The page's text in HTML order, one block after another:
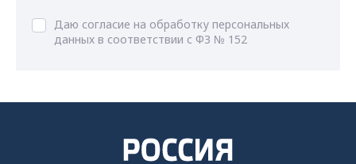
Даю согласие на обработку персональных
данных в соответствии с ФЗ № 152